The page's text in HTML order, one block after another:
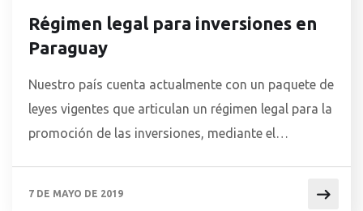
Régimen legal para inversiones en
Paraguay
Nuestro país cuenta actualmente con un paquete de
leyes vigentes que articulan un régimen legal para la
promoción de las inversiones, mediante el
7 DE MAYO DE 2019